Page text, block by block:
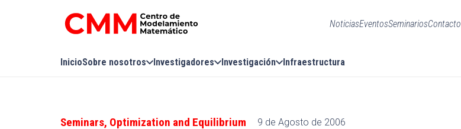
NoticiasEventosSeminariosContacto
InicioSobre nosotros Investigadores Investigación Infraestructura
Seminars, Optimization and Equilibrium 9 de Agosto de 2006